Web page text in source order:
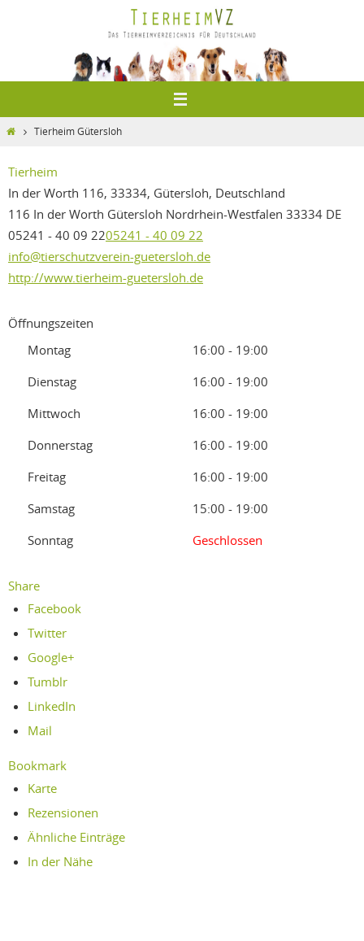
HomeTierheim Gütersloh
Tierheim
In der Worth 116, 33334, Gütersloh, Deutschland
116 In der Worth Gütersloh Nordrhein-Westfalen 33334 DE
05241 - 40 09 2205241 - 40 09 22
info@tierschutzverein-guetersloh.de
http://www.tierheim-guetersloh.de
Öffnungszeiten
Montag
16:00 - 19:00
Dienstag
16:00 - 19:00
Mittwoch
16:00 - 19:00
Donnerstag
16:00 - 19:00
Freitag
16:00 - 19:00
Samstag
15:00 - 19:00
Sonntag
Geschlossen
Share
Facebook
Twitter
Google+
Tumblr
LinkedIn
Mail
Bookmark
Karte
Rezensionen
Ähnliche Einträge
In der Nähe